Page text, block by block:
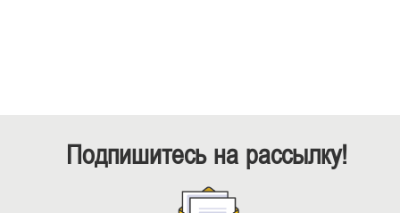
Подпишитесь на рассылку!